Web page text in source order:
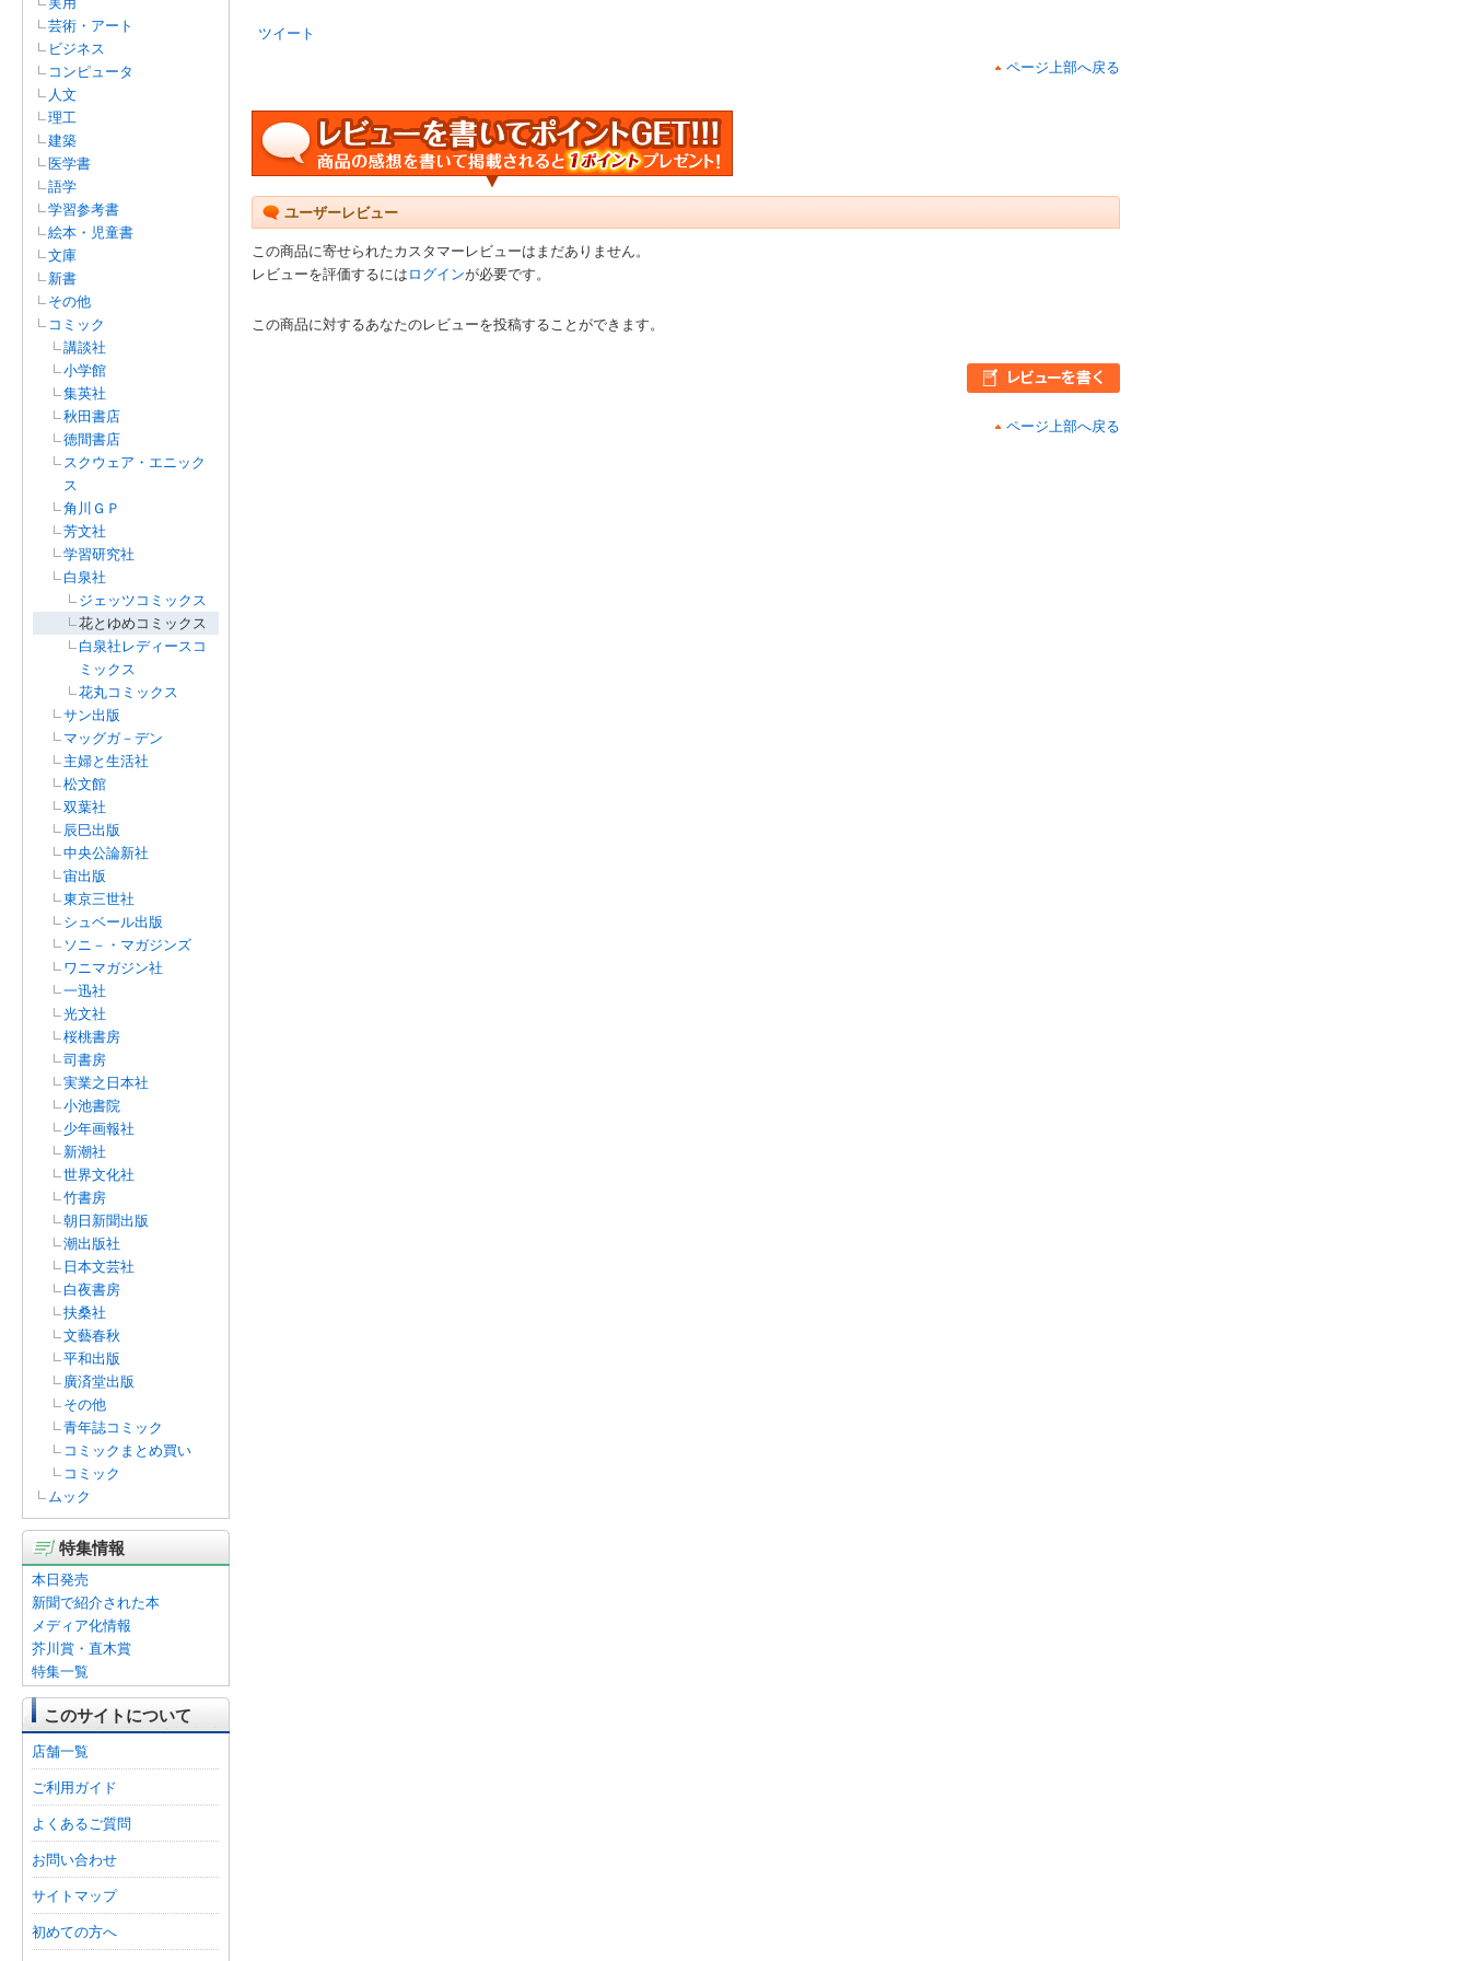
芸術・アート
ビジネス
コンピュータ
人文
理工
建築
医学書
語学
学習参考書
絵本・児童書
文庫
新書
その他
コミック
講談社
小学館
集英社
秋田書店
徳間書店
スクウェア・エニック
ス
角川ＧＰ
芳文社
学習研究社
白泉社
ジェッツコミックス
花とゆめコミックス
白泉社レディースコ
ミックス
花丸コミックス
サン出版
マッグガ－デン
主婦と生活社
松文館
双葉社
辰巳出版
中央公論新社
宙出版
東京三世社
シュベール出版
ソニ－・マガジンズ
ワニマガジン社
一迅社
光文社
桜桃書房
司書房
実業之日本社
小池書院
少年画報社
新潮社
世界文化社
竹書房
朝日新聞出版
潮出版社
日本文芸社
白夜書房
扶桑社
文藝春秋
平和出版
廣済堂出版
その他
青年誌コミック
コミックまとめ買い
コミック
ムック
特集情報
本日発売
新聞で紹介された本
メディア化情報
芥川賞・直木賞
特集一覧
このサイトについて
店舗一覧
ご利用ガイド
よくあるご質問
お問い合わせ
サイトマップ
初めての方へ
ツイート
ページ上部へ戻る
ユーザーレビュー
この商品に寄せられたカスタマーレビューはまだありません。
レビューを評価するには ログインが必要です。
この商品に対するあなたのレビューを投稿することができます。
ページ上部へ戻る